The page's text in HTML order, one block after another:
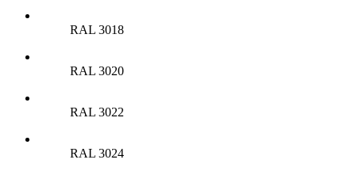
RAL 3018
RAL 3020
RAL 3022
RAL 3024